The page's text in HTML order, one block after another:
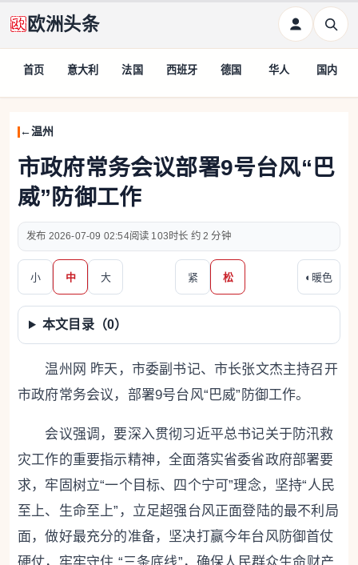
欧洲头条
首页 意大利 法国 西班牙 德国 华人 国内
温州
市政府常务会议部署9号台风“巴
威”防御工作
2026-07-09 02:54 103 约 2 分钟
小 中 大 紧 松 ◐ 暖色
本文目录（0）
温州网 昨天，市委副书记、市长张文杰主持召开
市政府常务会议，部署9号台风“巴威”防御工作。
会议强调，要深入贯彻习近平总书记关于防汛救
灾工作的重要指示精神，全面落实省委省政府部署要
求，牢固树立“一个目标、四个宁可”理念，坚持“人民
至上、生命至上”，立足超强台风正面登陆的最不利局
面，做好最充分的准备，坚决打赢今年台风防御首仗